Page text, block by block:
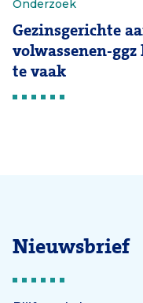
Onderzoek
Gezinsgerichte
volwassenen-
te vaak
Nieuwsbrief